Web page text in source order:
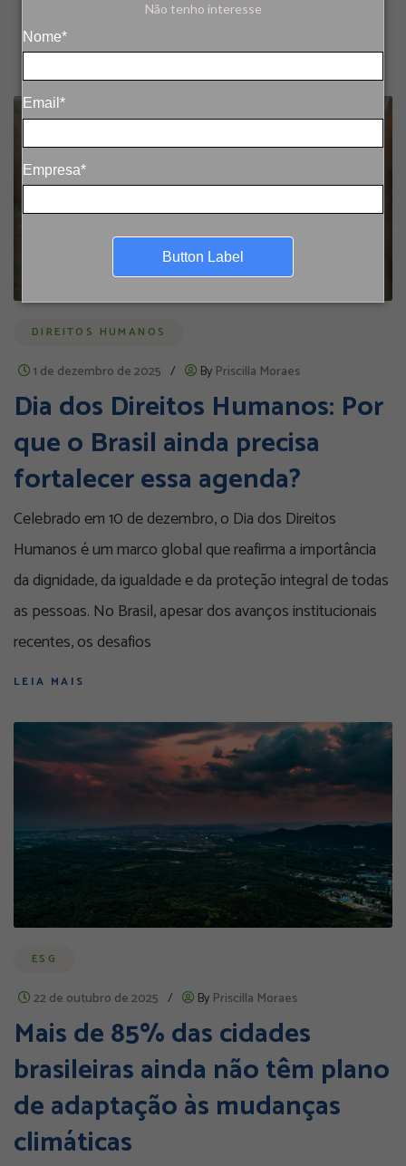
Não tenho interesse
Nome*
Email*
Empresa*
Button Label
DIREITOS HUMANOS
1 de dezembro de 2025 / By Priscilla Moraes
Dia dos Direitos Humanos: Por
que o Brasil ainda precisa
fortalecer essa agenda?
Celebrado em 10 de dezembro, o Dia dos Direitos
Humanos é um marco global que reafirma a importância
da dignidade, da igualdade e da proteção integral de todas
as pessoas. No Brasil, apesar dos avanços institucionais
recentes, os desafios
LEIA MAIS
ESG
22 de outubro de 2025 / By Priscilla Moraes
Mais de 85% das cidades
brasileiras ainda não têm plano
de adaptação às mudanças
climáticas